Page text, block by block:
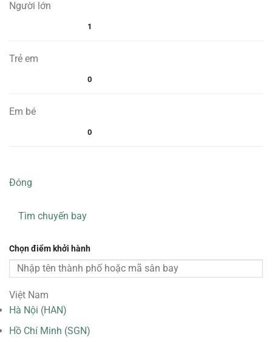
Người lớn
1
Trẻ em
0
Em bé
0
Đóng
Tìm chuyến bay
Chọn điểm khởi hành
Việt Nam
Hà Nội (HAN)
Hồ Chí Minh (SGN)